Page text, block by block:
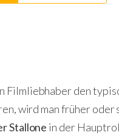
Filmliebhaber den
wird man früher oder
Stallone in der